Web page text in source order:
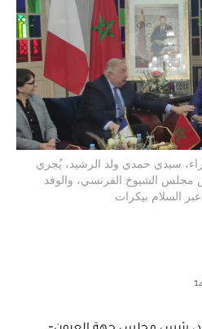
سيدي حمدي ولد الرشيد، يُجري
مجلس الشيوخ الفرنسي، والوفد
السلام بيكرات